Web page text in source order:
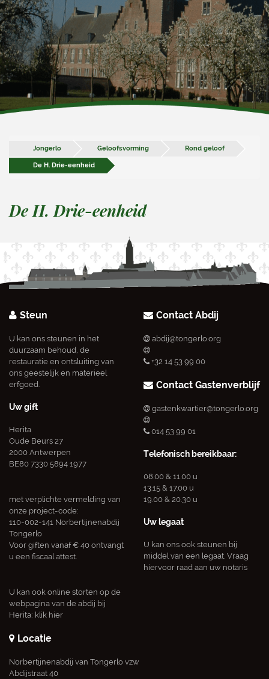
Jongerlo Geloofsvorming Rond geloof
De H. Drie-eenheid
De H. Drie-eenheid
Steun
U kan ons steunen in het
duurzaam behoud, de
restauratie en ontsluiting van
ons geestelijk en materieel
erfgoed.
Uw gift
Herita
Oude Beurs 27
2000 Antwerpen
BE80 7330 5894 1977
met verplichte vermelding van
onze project-code:
110-002-141 Norbertijnenabdij
Tongerlo
Voor giften vanaf € 40 ontvangt
u een fiscaal attest.
U kan ook online storten op de
webpagina van de abdij bij
Herita: klik hier
Contact Abdij
abdij@tongerlo.org
+32 14 53 99 00
Contact Gastenverblijf
gastenkwartier@tongerlo.org
014 53 99 01
Telefonisch bereikbaar:
08.00 & 11.00 u
13.15 & 17.00 u
19.00 & 20.30 u
Uw legaat
U kan ons ook steunen bij
middel van een legaat. Vraag
hiervoor raad aan uw notaris
Locatie
Norbertijnenabdij van Tongerlo vzw
Abdijstraat 40